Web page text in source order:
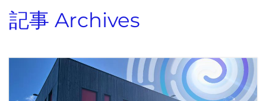
記事 Archives